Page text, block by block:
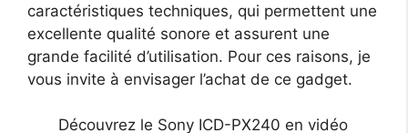
caractéristiques techniques, qui permettent une
excellente qualité sonore et assurent une
grande facilité d’utilisation. Pour ces raisons, je
vous invite à envisager l’achat de ce gadget.
Découvrez le Sony ICD-PX240 en vidéo